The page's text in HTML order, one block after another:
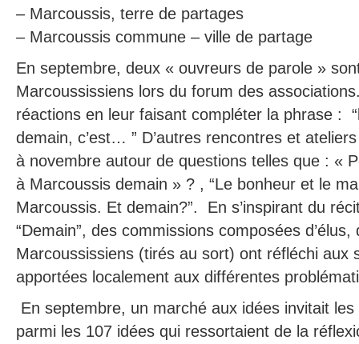
– Marcoussis, terre de partages
– Marcoussis commune – ville de partage
En septembre, deux « ouvreurs de parole »
Marcoussissiens lors du forum des
réactions en leur faisant compléter la phrase :
demain, c’est… ” D’autres rencontres et
à novembre autour de questions telles que : «
à Marcoussis demain » ? , “Le bonheur et le
Marcoussis. Et demain?”. En s’inspirant du
“Demain”, des commissions composées
Marcoussissiens (tirés au sort) ont réfléchi aux
apportées localement aux différentes
En septembre, un marché aux idées invitait
parmi les 107 idées qui ressortaient de la